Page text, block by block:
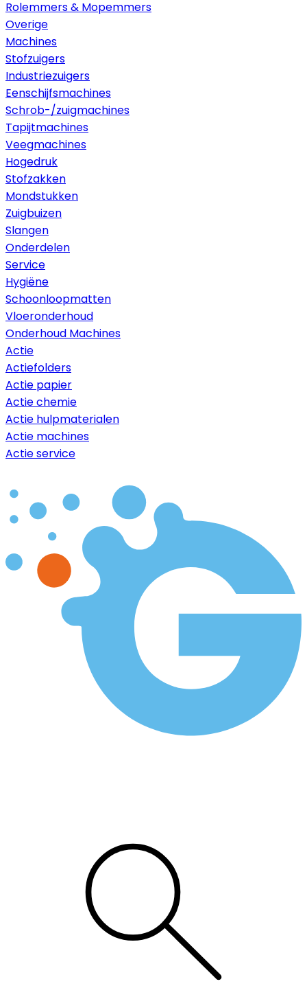
Rolemmers & Mopemmers
Overige
Machines
Stofzuigers
Industriezuigers
Eenschijfsmachines
Schrob-/zuigmachines
Tapijtmachines
Veegmachines
Hogedruk
Stofzakken
Mondstukken
Zuigbuizen
Slangen
Onderdelen
Service
Hygiëne
Schoonloopmatten
Vloeronderhoud
Onderhoud Machines
Actie
Actiefolders
Actie papier
Actie chemie
Actie hulpmaterialen
Actie machines
Actie service